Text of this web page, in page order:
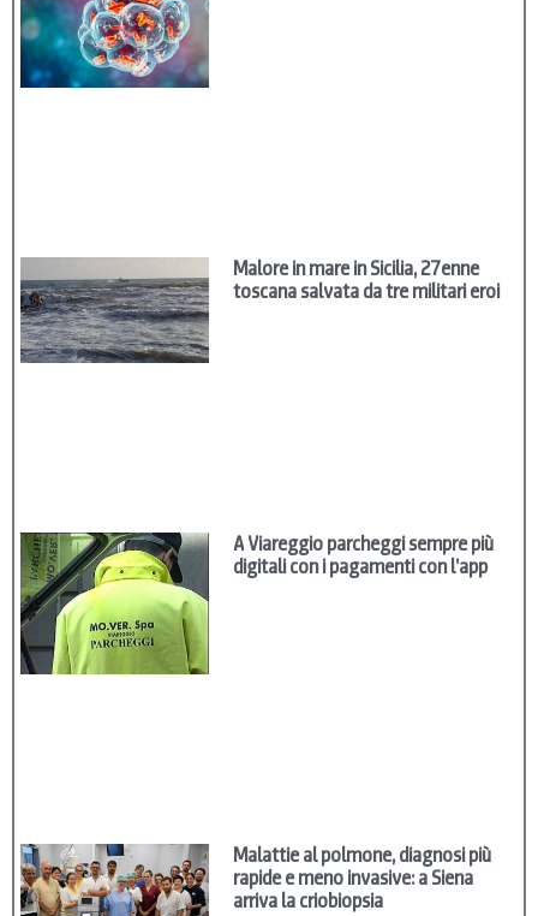
Malore in mare in Sicilia, 27enne
toscana salvata da tre militari eroi
A Viareggio parcheggi sempre più
digitali con i pagamenti con l’app
Malattie al polmone, diagnosi più
rapide e meno invasive: a Siena
arriva la criobiopsia